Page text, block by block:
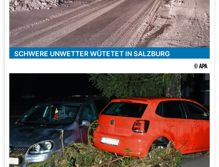
SCHWERE UNWETTER WÜTETET IN SALZBURG
© APA